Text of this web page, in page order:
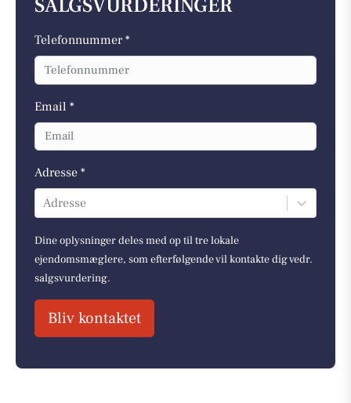
SALGSVURDERINGER
Telefonnummer *
Email *
Adresse *
Adresse
Dine oplysninger deles med op til tre lokale
ejendomsmæglere, som efterfølgende vil kontakte dig vedr.
salgsvurdering.
Bliv kontaktet